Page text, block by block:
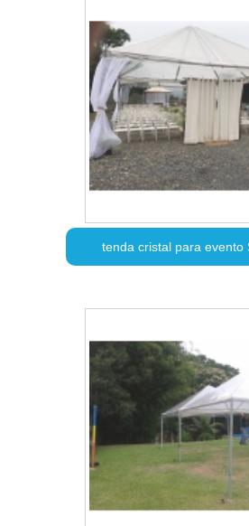
tenda cristal para evento